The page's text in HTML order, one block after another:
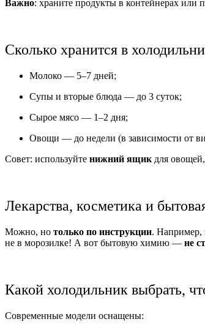
Важно: храните продукты в контейнерах или
Сколько хранится в
Молоко — 5–7 дней;
Супы и вторые блюда — до 3 суток;
Сырое мясо — 1–2 дня;
Овощи — до недели (в зависимости от
Совет: используйте нижний ящик для овощей,
Лекарства, косметика и
Можно, но только по инструкции. Например,
не в морозилке! А вот бытовую химию — не
Какой холодильник выбрать,
Современные модели оснащены: